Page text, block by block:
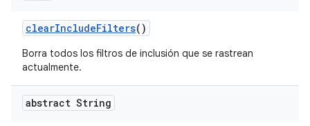
clearIncludeFilters()
Borra todos los filtros de inclusión que se rastrean
actualmente.
abstract String